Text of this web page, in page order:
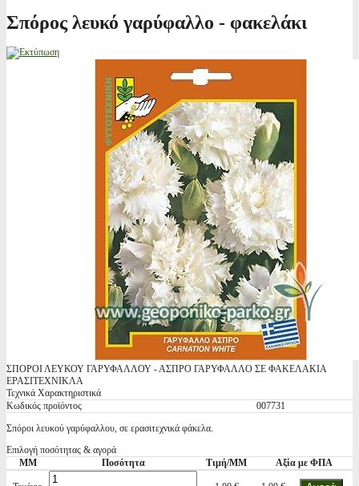
Σπόρος λευκό γαρύφαλλο - φακελάκι
ΣΠΟΡΟΙ ΛΕΥΚΟΥ ΓΑΡΥΦΑΛΛΟΥ - ΑΣΠΡΟ ΓΑΡΥΦΑΛΛΟ ΣΕ ΦΑΚΕΛΑΚΙΑ
ΕΡΑΣΙΤΕΧΝΙΚΛΑ
Τεχνικά Χαρακτηριστικά
Κωδικός προϊόντος
007731
Σπόροι λευκού γαρύφαλλου, σε ερασιτεχνικά φάκελα.
Επιλογή ποσότητας & αγορά
ΜΜ
Ποσότητα Τιμή/ΜΜ Αξία με ΦΠΑ